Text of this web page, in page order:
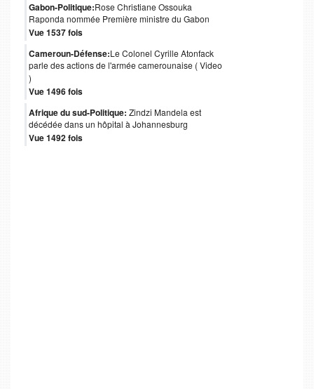
Gabon-Politique:Rose Christiane Ossouka
Raponda nommée Première ministre du Gabon
Vue 1537 fois
Cameroun-Défense:Le Colonel Cyrille Atonfack
parle des actions de l'armée camerounaise ( Video
)
Vue 1496 fois
Afrique du sud-Politique: Zindzi Mandela est
décédée dans un hôpital à Johannesburg
Vue 1492 fois